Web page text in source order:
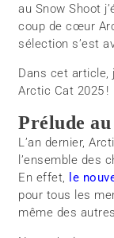
au Snow Shoot
coup de cœur
sélection s’est
Dans cet article,
Arctic Cat 2025 !
Prélude
L’an dernier,
l’ensemble des
En effet,
le
pour tous les
même des